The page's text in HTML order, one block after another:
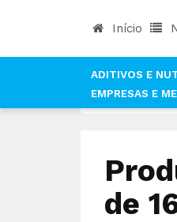
Início
ADITIVOS E
EMPRESAS E
de